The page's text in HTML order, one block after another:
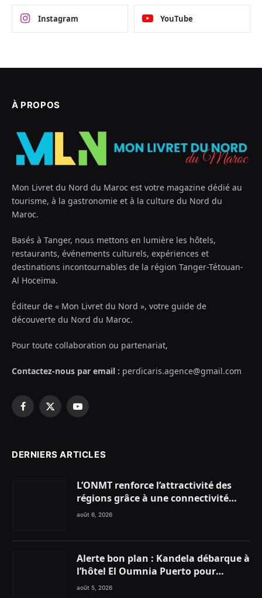
Instagram YouTube
À PROPOS
Mon Livret du Nord du Maroc est votre magazine dédié au
tourisme, à la gastronomie et à la culture du Nord du
Maroc.
Basés à Tanger, nous mettons en lumière les hôtels,
restaurants, événements culturels, expériences et
destinations incontournables de la région Tanger-Tétouan-
Al Hoceïma.
Éditeur de « Mon Livret du Nord », votre guide de
découverte du Nord du Maroc.
Pour toute collaboration ou partenariat,
Contactez-nous par email : perdicaris.agence@gmail.com
Facebook
X
YouTube
DERNIERS ARTICLES
L’ONMT renforce l’attractivité des
régions grâce à une connectivité
aérienne historique de Ryanair
août 6, 2026
Alerte bon plan : Kandela débarque à
l’hôtel El Oumnia Puerto pour
enflammer le Chiringuito Malibu
août 5, 2026